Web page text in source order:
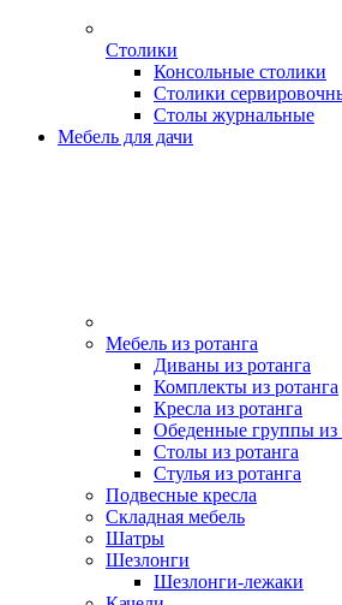
Столики
Консольные столики
Столики
Столы журнальные
Мебель для дачи
Мебель из ротанга
Диваны из ротанга
Комплекты из ротанга
Кресла из ротанга
Обеденные группы из
Столы из ротанга
Стулья из ротанга
Подвесные кресла
Складная мебель
Шатры
Шезлонги
Шезлонги-лежаки